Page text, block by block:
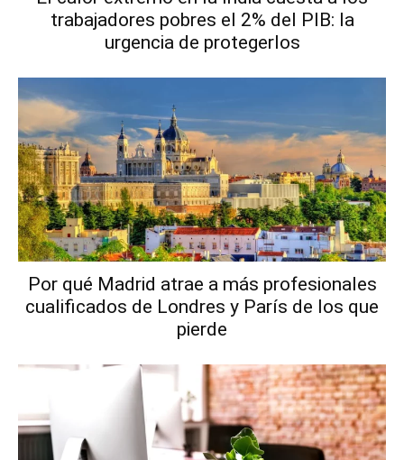
trabajadores pobres el 2% del PIB: la
urgencia de protegerlos
Por qué Madrid atrae a más profesionales
cualificados de Londres y París de los que
pierde